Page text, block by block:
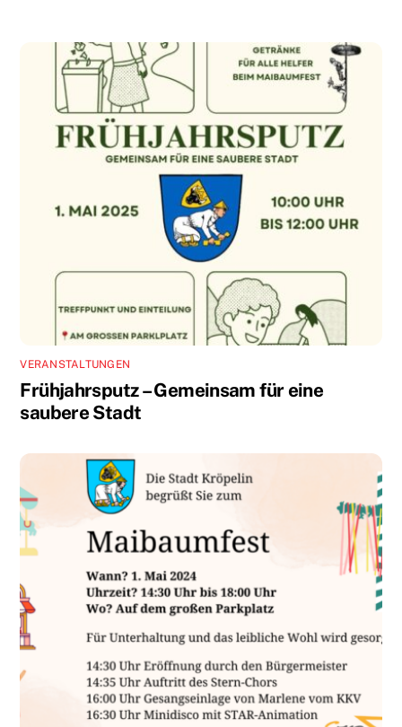
VERANSTALTUNGEN
Frühjahrsputz – Gemeinsam für eine
saubere Stadt